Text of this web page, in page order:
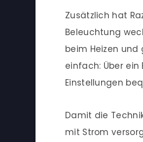
Zusätzlich hat
Beleuchtung
beim Heizen
einfach: Über
Einstellungen
Damit die
mit Strom